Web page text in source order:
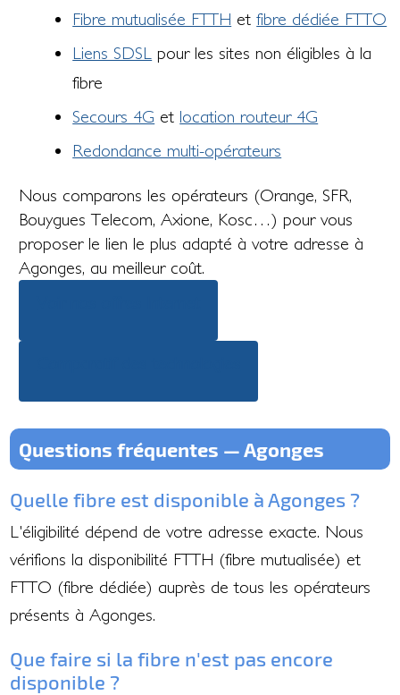
Fibre mutualisée FTTH etfibre dédiée FTTO
Liens SDSL
pour les sites non éligibles à la
fibre
Secours 4G et location routeur 4G
Redondance multi-opérateurs
Nous comparons les opérateurs (Orange, SFR,
Bouygues Telecom, Axione, Kosc…) pour vous
proposer le lien le plus adapté à votre adresse à
Agonges, au meilleur coût.
Questions fréquentes — Agonges
Quelle fibre est disponible à Agonges ?
L'éligibilité dépend de votre adresse exacte. Nous
vérifions la disponibilité FTTH (fibre mutualisée) et
FTTO (fibre dédiée) auprès de tous les opérateurs
présents à Agonges.
Que faire si la fibre n'est pas encore
disponible ?